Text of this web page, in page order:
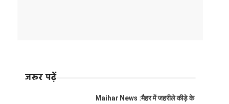
जरूर पढ़ें
Maihar News :मैहर में जहरीले कीड़े के